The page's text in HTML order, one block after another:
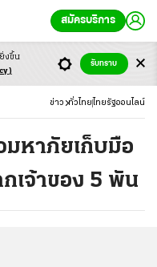
สมัครบริการ
ข่าว ทั่วไทย ไทยรัฐออนไลน์
มหาภัยเก็บมือ
กเจ้าของ 5 พัน
งขึ้น
รับทราบ